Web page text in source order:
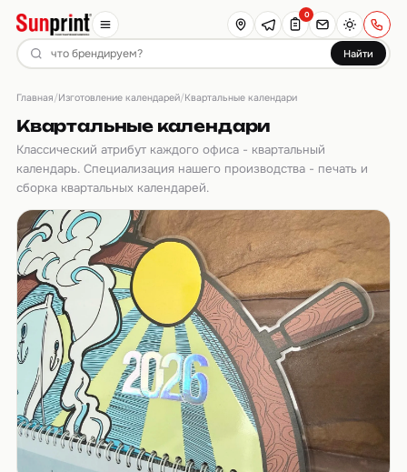
Найти
0
Главная/Изготовление календарей/Квартальные календари
Квартальные календари
Классический атрибут каждого офиса - квартальный
календарь. Специализация нашего производства - печать и
сборка квартальных календарей.